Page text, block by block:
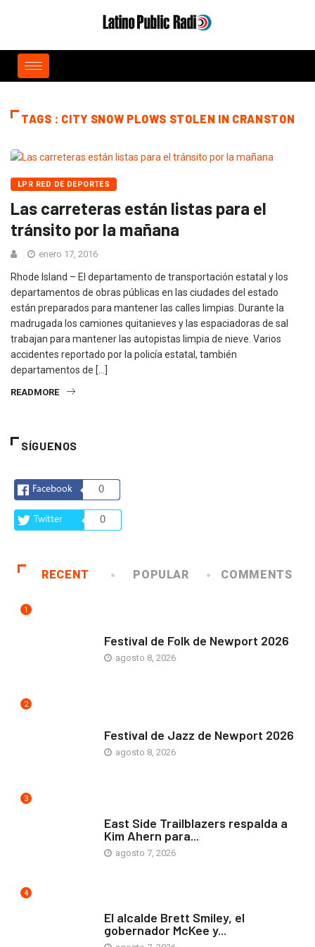
TAGS : CITY SNOW PLOWS STOLEN IN CRANSTON
LPR RED DE DEPORTES
Las carreteras están listas para el
tránsito por la mañana
enero 17, 2016
Rhode Island – El departamento de transportación estatal y los
departamentos de obras públicas en las ciudades del estado
están preparados para mantener las calles limpias. Durante la
madrugada los camiones quitanieves y las espaciadoras de sal
trabajan para mantener las autopistas limpia de nieve. Varios
accidentes reportado por la policía estatal, también
departamentos de […]
READMORE
SÍGUENOS
Facebook 0
Twitter 0
RECENT POPULAR COMMENTS
1
Festival de Folk de Newport 2026
agosto 8, 2026
2
Festival de Jazz de Newport 2026
agosto 8, 2026
3
East Side Trailblazers respalda a
Kim Ahern para...
agosto 7, 2026
4
El alcalde Brett Smiley, el
gobernador McKee y...